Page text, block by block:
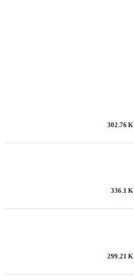
302.76 K
336.1 K
299.21 K